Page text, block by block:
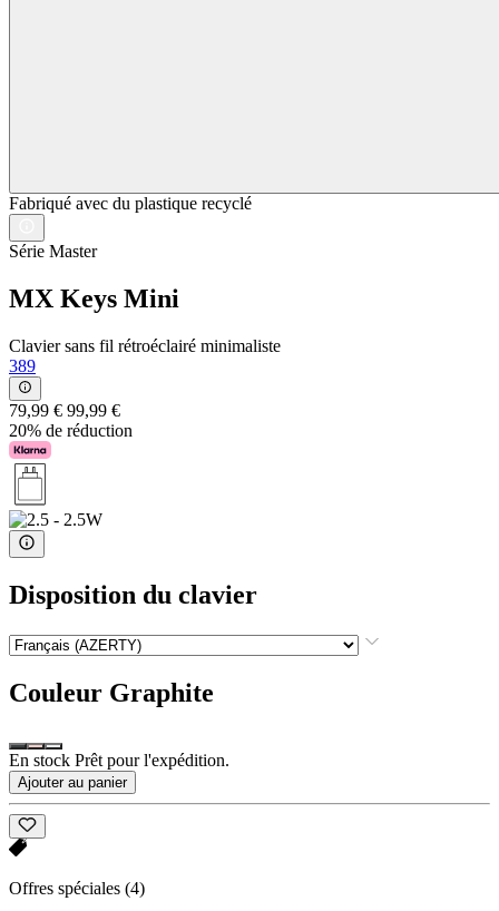
Fabriqué avec du plastique recyclé
Série Master
MX Keys Mini
Clavier sans fil rétroéclairé minimaliste
389
79,99 € 99,99 €
20% de réduction
Disposition du clavier
Couleur Graphite
En stock Prêt pour l'expédition.
Ajouter au panier
Offres spéciales (4)